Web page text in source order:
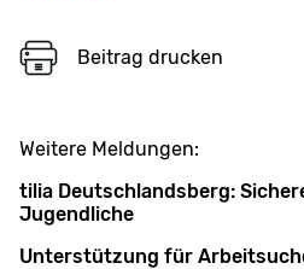
Beitrag drucken
Weitere Meldungen:
tilia Deutschlandsberg:
Jugendliche
Unterstützung für